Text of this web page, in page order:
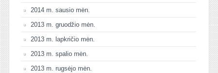
2014 m. sausio mėn.
2013 m. gruodžio mėn.
2013 m. lapkričio mėn.
2013 m. spalio mėn.
2013 m. rugsėjo mėn.